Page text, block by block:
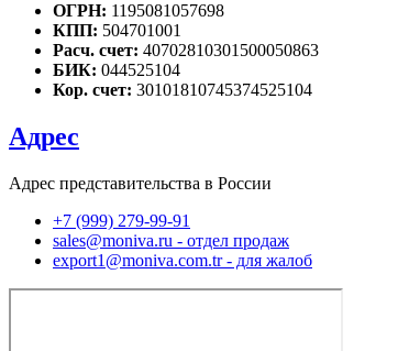
ОГРН: 1195081057698
КПП: 504701001
Расч. счет: 40702810301500050863
БИК: 044525104
Кор. счет: 30101810745374525104
Адрес
Адрес представительства в России
+7 (999) 279-99-91
sales@moniva.ru - отдел продаж
export1@moniva.com.tr - для жалоб